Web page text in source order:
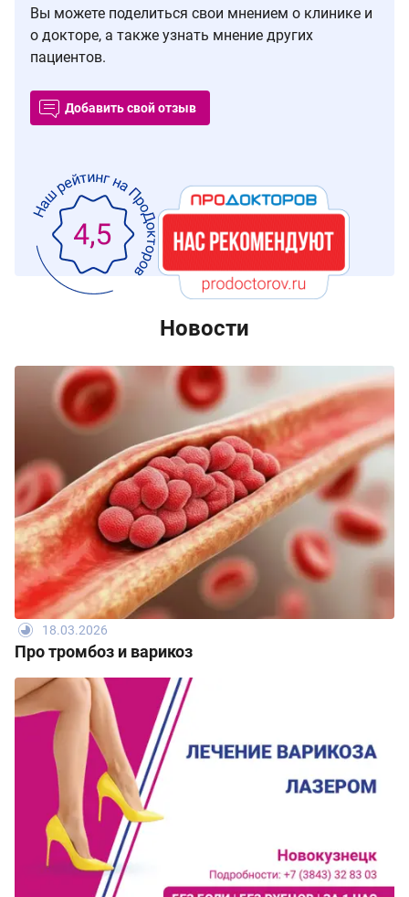
Вы можете поделиться свои мнением о клинике и
о докторе, а также узнать мнение других
пациентов.
Добавить свой отзыв
Новости
18.03.2026
Про тромбоз и варикоз